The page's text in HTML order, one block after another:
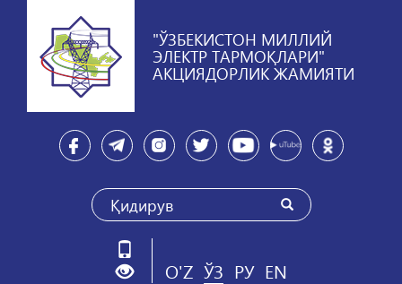
"ЎЗБЕКИСТОН МИЛЛИЙ
ЭЛЕКТР ТАРМОҚЛАРИ"
АКЦИЯДОРЛИК ЖАМИЯТИ
O'Z ЎЗ РУ EN